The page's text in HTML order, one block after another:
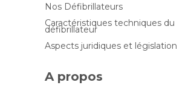
Nos Défibrillateurs
Caractéristiques techniques du
défibrillateur
Aspects juridiques et législation
A propos